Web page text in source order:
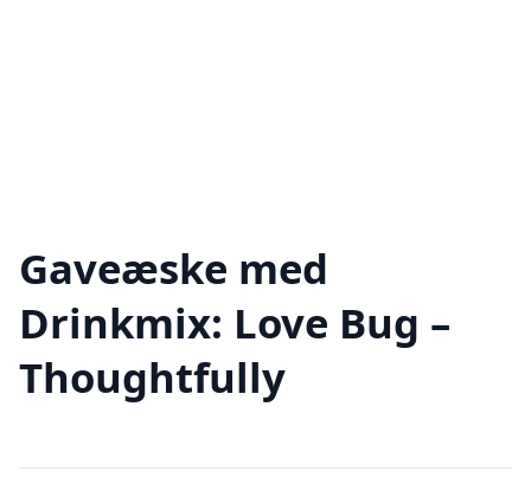
Gaveæske med
Drinkmix: Love Bug –
Thoughtfully